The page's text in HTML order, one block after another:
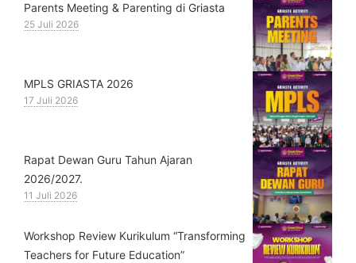
Parents Meeting & Parenting di Griasta
25 Juli 2026
MPLS GRIASTA 2026
17 Juli 2026
Rapat Dewan Guru Tahun Ajaran
2026/2027.
11 Juli 2026
Workshop Review Kurikulum “Transforming
Teachers for Future Education”